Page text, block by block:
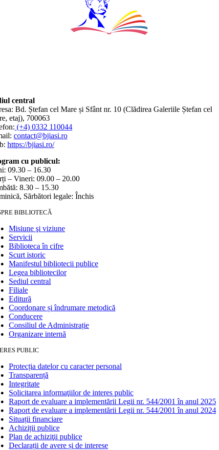
central
Bd. Ștefan cel Mare și Sfânt nr. 10 (Clădirea Galeriile Ștefan cel
etaj), 700063
(+4) 0332 110044
contact@bjiasi.ro
https://bjiasi.ro/
cu publicul:
09.30 – 16.30
– Vineri: 09.00 – 20.00
8.30 – 15.30
Sărbători legale: Închis
BIBLIOTECĂ
Misiune şi viziune
Servicii
Biblioteca în cifre
Scurt istoric
Manifestul bibliotecii publice
Legea bibliotecilor
Sediul central
Filiale
Editură
Coordonare și îndrumare metodică
Conducere
Consiliul de Administrație
Organizare internă
PUBLIC
Protecția datelor cu caracter personal
Transparență
Integritate
Solicitarea informaţiilor de interes public
Raport de evaluare a implementării Legii nr. 544/2001 în anul 2025
Raport de evaluare a implementării Legii nr. 544/2001 în anul 2024
Situații financiare
Achiziții publice
Plan de achiziţii publice
Declarații de avere și de interese